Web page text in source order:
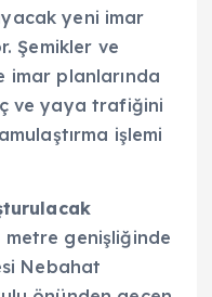
yeni imar
Şemikler ve
imar planlarında
ve yaya trafiğini
işlemi
metre genişliğinde
Nebahat